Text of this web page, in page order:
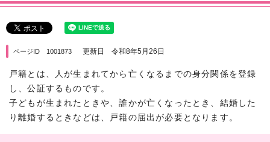
ページID 1001873 更新日 令和8年5月26日
戸籍とは、人が生まれてから亡くなるまでの身分関係を登録
し、公証するものです。
子どもが生まれたときや、誰かが亡くなったとき、結婚した
り離婚するときなどは、戸籍の届出が必要となります。